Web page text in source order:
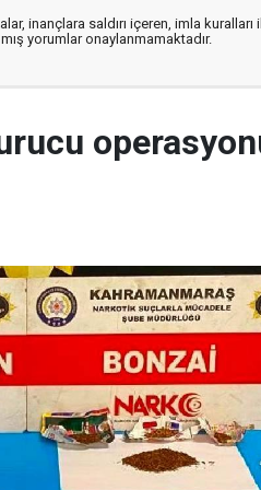
inançlara saldırı içeren, imla kuralları
yorumlar onaylanmamaktadır.